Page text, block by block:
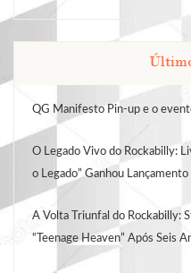
QG Manifesto Pin-up e o
O Legado Vivo do Rockabilly:
o Legado” Ganhou
A Volta Triunfal do Rockabilly:
“Teenage Heaven” Após Seis